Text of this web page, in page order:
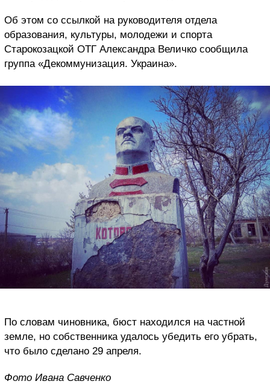
Об этом со ссылкой на руководителя отдела
образования, культуры, молодежи и спорта
Старокозацкой ОТГ Александра Величко сообщила
группа «Декоммунизация. Украина».
По словам чиновника, бюст находился на частной
земле, но собственника удалось убедить его убрать,
что было сделано 29 апреля.
Фото Ивана Савченко